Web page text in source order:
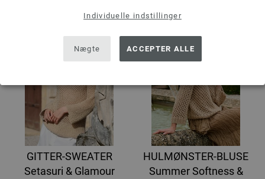
Individuelle indstillinger
Nægte ACCEPTER ALLE
GITTER-SWEATER
Setasuri & Glamour
HULMØNSTER-BLUSE
Summer Softness &